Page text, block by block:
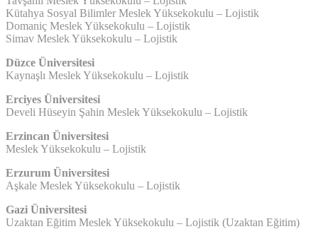
Kütahya Sosyal Bilimler Meslek Yüksekokulu – Lojistik
Domaniç Meslek Yüksekokulu – Lojistik
Simav Meslek Yüksekokulu – Lojistik
Düzce Üniversitesi
Kaynaşlı Meslek Yüksekokulu – Lojistik
Erciyes Üniversitesi
Develi Hüseyin Şahin Meslek Yüksekokulu – Lojistik
Erzincan Üniversitesi
Meslek Yüksekokulu – Lojistik
Erzurum Üniversitesi
Aşkale Meslek Yüksekokulu – Lojistik
Gazi Üniversitesi
Uzaktan Eğitim Meslek Yüksekokulu – Lojistik (Uzaktan Eğitim)